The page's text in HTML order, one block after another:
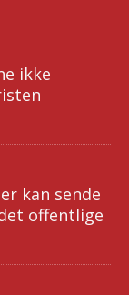
ikke
kan sende
offentlige